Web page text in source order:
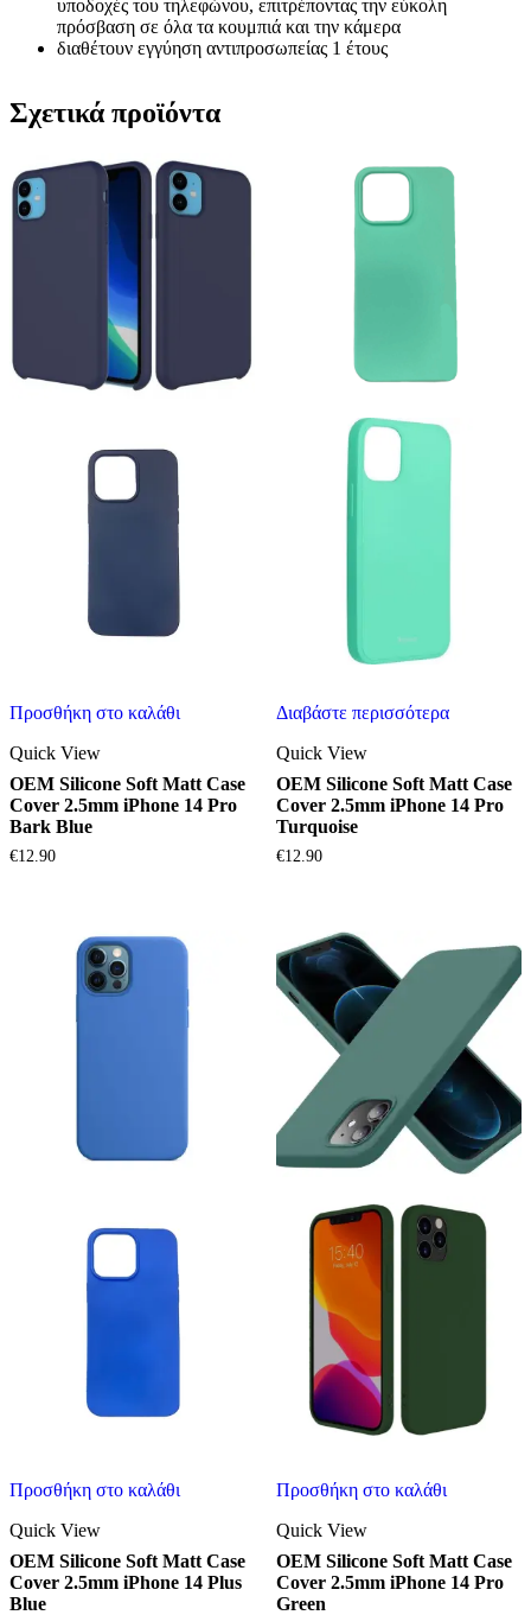
υποδοχές του τηλεφώνου, επιτρέποντας την εύκολη
πρόσβαση σε όλα τα κουμπιά και την κάμερα
διαθέτουν εγγύηση αντιπροσωπείας 1 έτους
Σχετικά προϊόντα
Προσθήκη στο καλάθι
Quick View
OEM Silicone Soft Matt Case
Cover 2.5mm iPhone 14 Pro
Bark Blue
€12.90
Διαβάστε περισσότερα
Quick View
OEM Silicone Soft Matt Case
Cover 2.5mm iPhone 14 Pro
Turquoise
€12.90
Προσθήκη στο καλάθι
Quick View
OEM Silicone Soft Matt Case
Cover 2.5mm iPhone 14 Plus
Blue
Προσθήκη στο καλάθι
Quick View
OEM Silicone Soft Matt Case
Cover 2.5mm iPhone 14 Pro
Green